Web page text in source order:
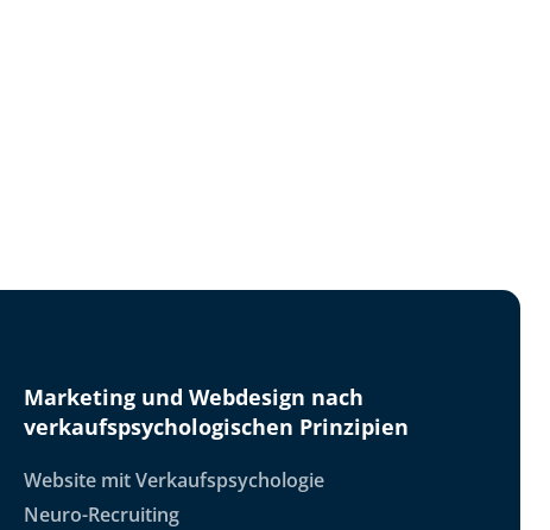
Marketing und Webdesign nach
verkaufspsychologischen Prinzipien
Website mit Verkaufspsychologie
Neuro-Recruiting